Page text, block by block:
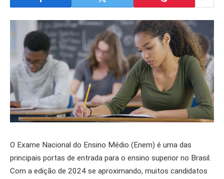
O Exame Nacional do Ensino Médio (Enem) é uma das
principais portas de entrada para o ensino superior no Brasil.
Com a edição de 2024 se aproximando, muitos candidatos